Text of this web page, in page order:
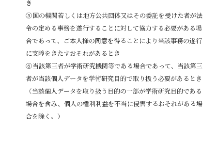
き
⑤国の機関若しくは地方公共団体又はその委託を受けた者が法
令の定める事務を遂行することに対して協力する必要がある場
合であって、ご本人様の同意を得ることにより当該事務の遂行
に支障をきたすおそれがあるとき
⑥当該第三者が学術研究機関等である場合であって、当該第三
者が当該個人データを学術研究目的で取り扱う必要があるとき
（当該個人データを取り扱う目的の一部が学術研究目的である
場合を含み、個人の権利利益を不当に侵害するおそれがある場
合を除く。）